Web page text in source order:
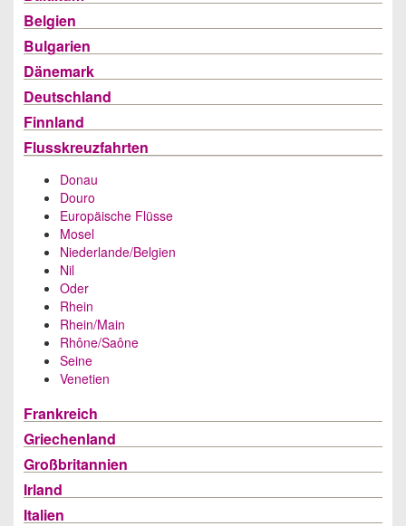
Belgien
Bulgarien
Dänemark
Deutschland
Finnland
Flusskreuzfahrten
Donau
Douro
Europäische Flüsse
Mosel
Niederlande/Belgien
Nil
Oder
Rhein
Rhein/Main
Rhône/Saône
Seine
Venetien
Frankreich
Griechenland
Großbritannien
Irland
Italien